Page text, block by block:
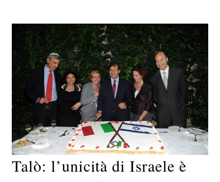
Talò: l’unicità di Israele è